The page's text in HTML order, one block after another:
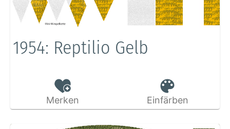
1954: Reptilio Gelb
Merken Einfärben